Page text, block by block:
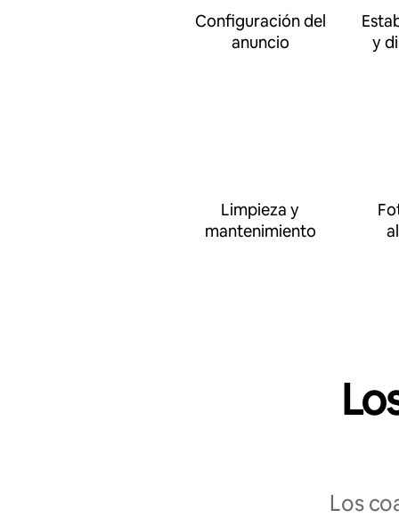
Configuración del
anuncio
y
Limpieza y
mantenimiento
Los